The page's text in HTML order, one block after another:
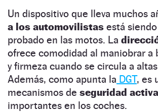
Un dispositivo que lleva muchos
a los automovilistas está
probado en las motos. La
ofrece comodidad al maniobrar a
y firmeza cuando se circula a
Además, como apunta la DGT, es
mecanismos de seguridad activa
importantes en los coches.